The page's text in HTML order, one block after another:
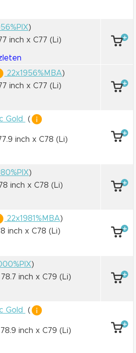
)
inch x C77 (Li)
22x1956%MBA)
inch x C77 (Li)
Gold
(
inch x C78 (Li)
)
inch x C78 (Li)
22x1981%MBA)
inch x C78 (Li)
)
inch x C79 (Li)
Gold
(
inch x C79 (Li)